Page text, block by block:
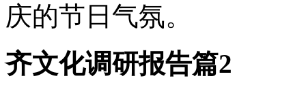
庆的节日气氛。
齐文化调研报告篇2